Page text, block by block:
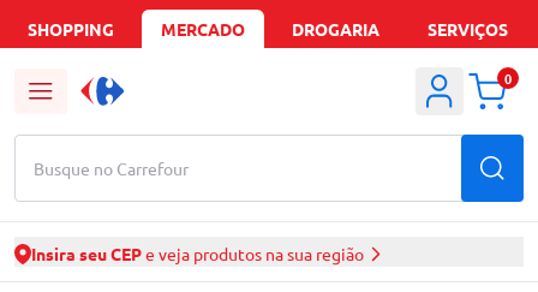
SHOPPING MERCADO DROGARIA SERVIÇOS
Busque no Carrefour
0
Insira seu CEPe veja produtos na sua região